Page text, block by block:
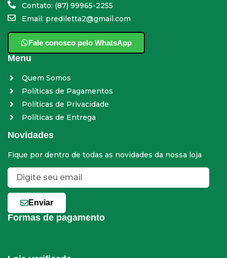
Contato: (87) 99965-2255
Email: prediletta2@gmail.com
Fale conosco pelo WhatsApp
Menu
Quem Somos
Políticas de Pagamentos
Políticas de Privacidade
Políticas de Entrega
Novidades
Fique por dentro de todas as novidades da nossa loja
Enviar
Formas de pagamento